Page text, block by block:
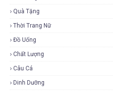
Quà Tặng
Thời Trang Nữ
Đồ Uống
Chất Lượng
Câu Cá
Dinh Dưỡng